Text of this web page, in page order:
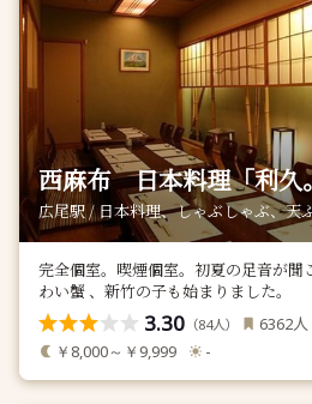
西麻布 日本料理「利久
広尾駅 / 日本料理、しゃぶしゃぶ、天
完全個室。喫煙個室。初夏の足音が聞
わい蟹 、新竹の子も始まりました。
3.30 （84人） 6362人
￥8,000～￥9,999 -